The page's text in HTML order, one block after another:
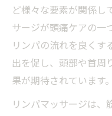
ど様々な要素が関係し
サージが頭痛ケアの一
リンパの流れを良く
出を促し、頭部や首周
果が期待されています。
リンパマッサージは、